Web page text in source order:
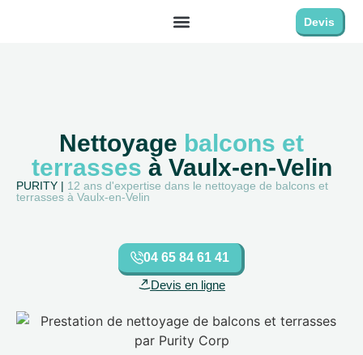
Devis
Nettoyage balcons et
terrasses à Vaulx-en-Velin
PURITY | 12 ans d'expertise dans le nettoyage de balcons et
terrasses à Vaulx-en-Velin
04 65 84 61 41
Devis en ligne